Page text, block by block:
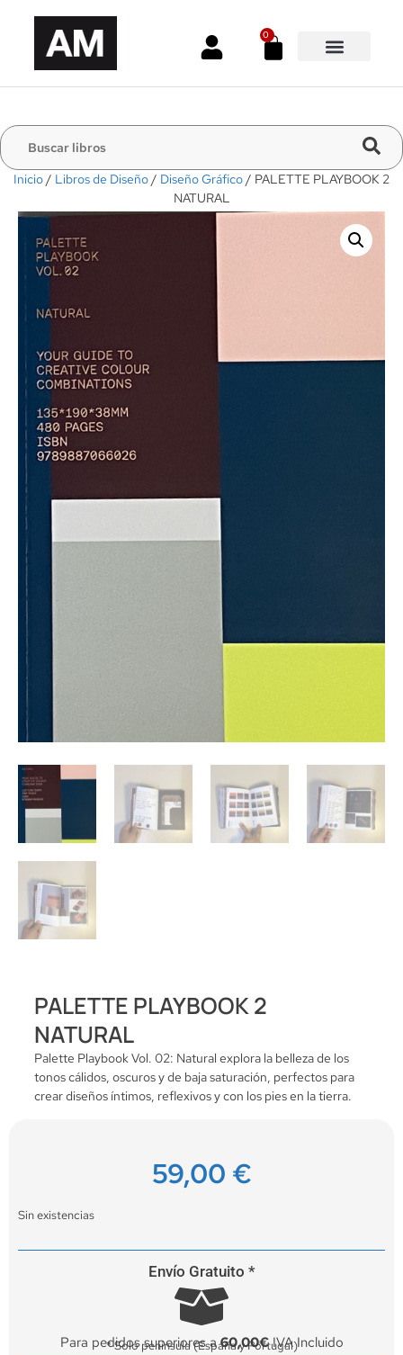
0
Inicio/ Libros de Diseño/ Diseño Gráfico/ PALETTE PLAYBOOK 2
NATURAL
PALETTE PLAYBOOK 2
NATURAL
Palette Playbook Vol. 02: Natural explora la belleza de los
tonos cálidos, oscuros y de baja saturación, perfectos para
crear diseños íntimos, reflexivos y con los pies en la tierra.
59,00 €
Sin existencias
Envío Gratuito *
Para pedidos superiores a60,00€IVA Incluido
* Solo península (España y Portugal)